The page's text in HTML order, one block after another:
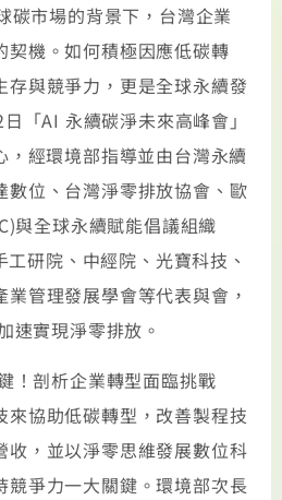
碳市場的背景下，台灣企業
契機。如何積極因應低碳轉
存與競爭力，更是全球永續發
「AI 永續碳淨未來高峰會」
經環境部指導並由台灣永續
數位、台灣淨零排放協會、歐
與全球永續賦能倡議組織
研院、中經院、光寶科技、
管理發展學會等代表與會，
速實現淨零排放。
！剖析企業轉型面臨挑戰
協助低碳轉型，改善製程技
收，並以淨零思維發展數位科
競爭力一大關鍵。環境部次長